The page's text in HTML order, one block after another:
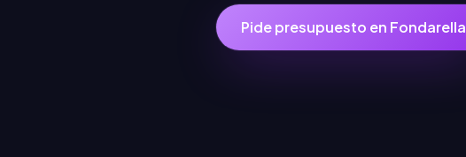
Pide presupuesto en Fondarella